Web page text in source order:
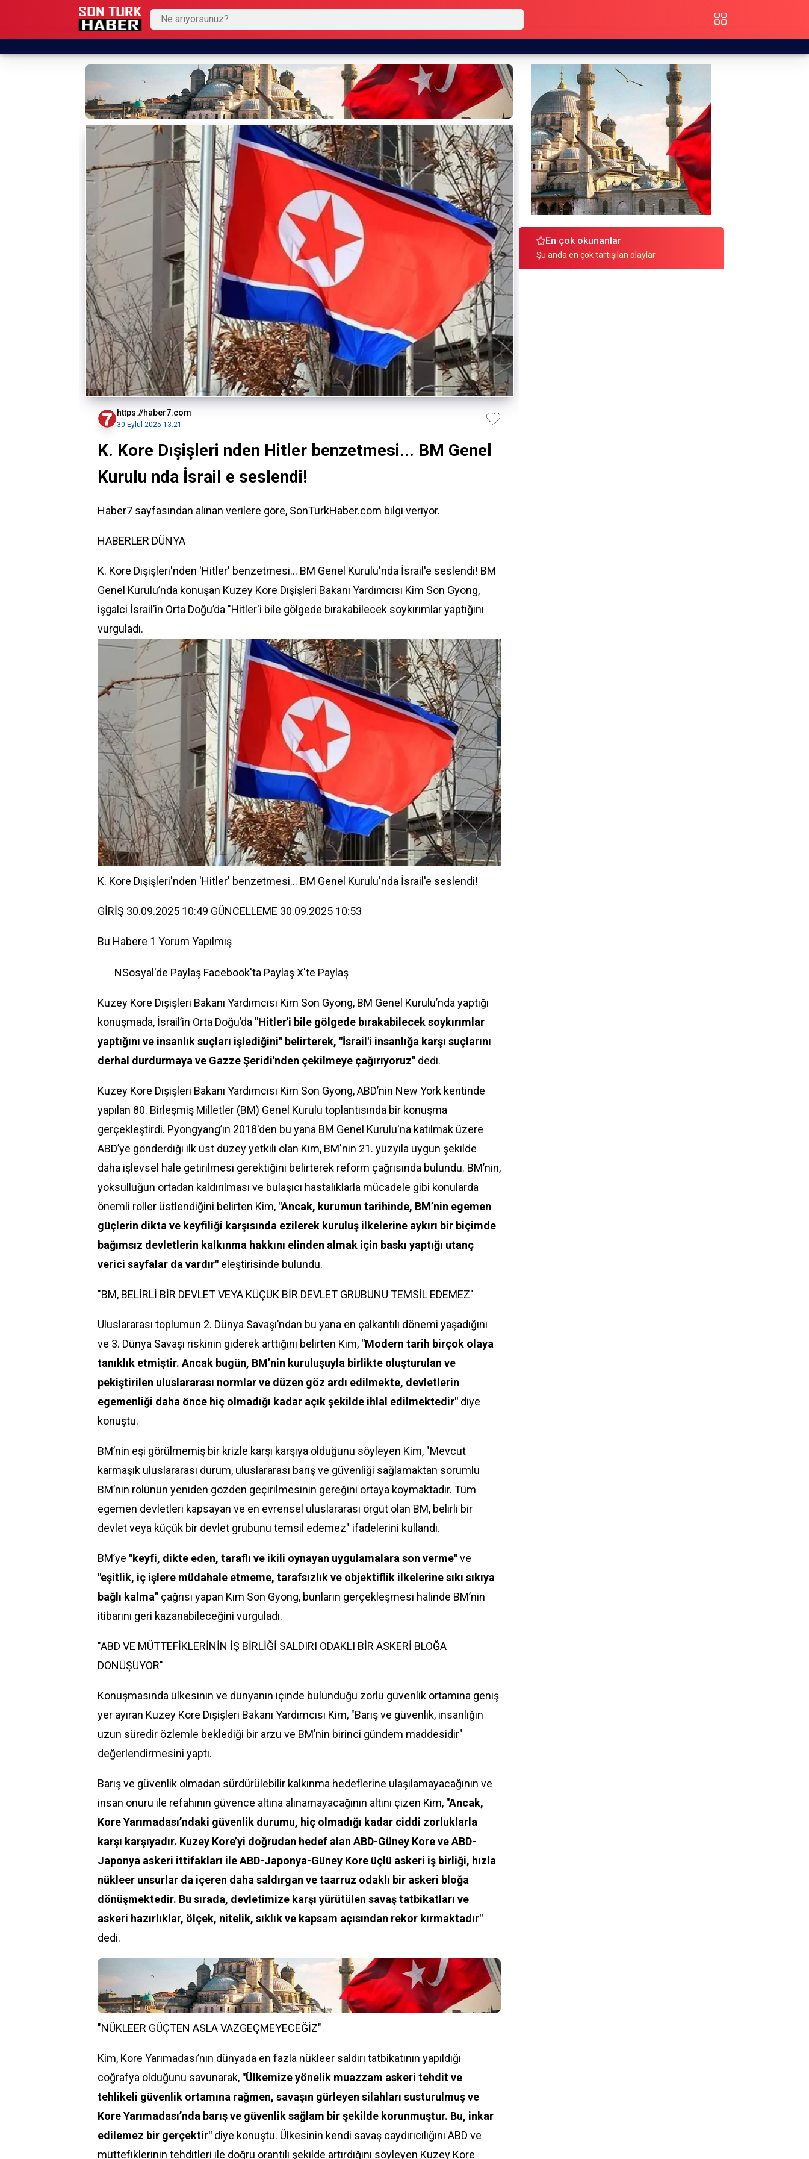
https://haber7.com
30 Eylül 2025 13:21
K. Kore Dışişleri nden Hitler benzetmesi... BM Genel
Kurulu nda İsrail e seslendi!
Haber7 sayfasından alınan verilere göre, SonTurkHaber.com bilgi veriyor.
HABERLER DÜNYA
K. Kore Dışişleri'nden 'Hitler' benzetmesi... BM Genel Kurulu'nda İsrail'e seslendi! BM
Genel Kurulu’nda konuşan Kuzey Kore Dışişleri Bakanı Yardımcısı Kim Son Gyong,
işgalci İsrail’in Orta Doğu’da "Hitler'i bile gölgede bırakabilecek soykırımlar yaptığını
vurguladı.
K. Kore Dışişleri'nden 'Hitler' benzetmesi... BM Genel Kurulu'nda İsrail'e seslendi!
GİRİŞ 30.09.2025 10:49 GÜNCELLEME 30.09.2025 10:53
Bu Habere 1 Yorum Yapılmış
NSosyal'de Paylaş Facebook'ta PaylaşX'te Paylaş
Kuzey Kore Dışişleri Bakanı Yardımcısı Kim Son Gyong, BM Genel Kurulu’nda yaptığı
konuşmada, İsrail’in Orta Doğu’da "Hitler'i bile gölgede bırakabilecek soykırımlar
yaptığını ve insanlık suçları işlediğini" belirterek, "İsrail'i insanlığa karşı suçlarını
derhal durdurmaya ve Gazze Şeridi'nden çekilmeye çağırıyoruz" dedi.
Kuzey Kore Dışişleri Bakanı Yardımcısı Kim Son Gyong, ABD’nin New York kentinde
yapılan 80. Birleşmiş Milletler (BM) Genel Kurulu toplantısında bir konuşma
gerçekleştirdi. Pyongyang’ın 2018'den bu yana BM Genel Kurulu'na katılmak üzere
ABD’ye gönderdiği ilk üst düzey yetkili olan Kim, BM'nin 21. yüzyıla uygun şekilde
daha işlevsel hale getirilmesi gerektiğini belirterek reform çağrısında bulundu. BM’nin,
yoksulluğun ortadan kaldırılması ve bulaşıcı hastalıklarla mücadele gibi konularda
önemli roller üstlendiğini belirten Kim, "Ancak, kurumun tarihinde, BM’nin egemen
güçlerin dikta ve keyfiliği karşısında ezilerek kuruluş ilkelerine aykırı bir biçimde
bağımsız devletlerin kalkınma hakkını elinden almak için baskı yaptığı utanç
verici sayfalar da vardır" eleştirisinde bulundu.
"BM, BELİRLİ BİR DEVLET VEYA KÜÇÜK BİR DEVLET GRUBUNU TEMSİL EDEMEZ"
Uluslararası toplumun 2. Dünya Savaşı’ndan bu yana en çalkantılı dönemi yaşadığını
ve 3. Dünya Savaşı riskinin giderek arttığını belirten Kim, "Modern tarih birçok olaya
tanıklık etmiştir. Ancak bugün, BM’nin kuruluşuyla birlikte oluşturulan ve
pekiştirilen uluslararası normlar ve düzen göz ardı edilmekte, devletlerin
egemenliği daha önce hiç olmadığı kadar açık şekilde ihlal edilmektedir" diye
konuştu.
BM’nin eşi görülmemiş bir krizle karşı karşıya olduğunu söyleyen Kim, "Mevcut
karmaşık uluslararası durum, uluslararası barış ve güvenliği sağlamaktan sorumlu
BM’nin rolünün yeniden gözden geçirilmesinin gereğini ortaya koymaktadır. Tüm
egemen devletleri kapsayan ve en evrensel uluslararası örgüt olan BM, belirli bir
devlet veya küçük bir devlet grubunu temsil edemez" ifadelerini kullandı.
BM’ye "keyfi, dikte eden, taraflı ve ikili oynayan uygulamalara son verme"ve
"eşitlik, iç işlere müdahale etmeme, tarafsızlık ve objektiflik ilkelerine sıkı sıkıya
bağlı kalma" çağrısı yapan Kim Son Gyong, bunların gerçekleşmesi halinde BM’nin
itibarını geri kazanabileceğini vurguladı.
"ABD VE MÜTTEFİKLERİNİN İŞ BİRLİĞİ SALDIRI ODAKLI BİR ASKERİ BLOĞA
DÖNÜŞÜYOR"
Konuşmasında ülkesinin ve dünyanın içinde bulunduğu zorlu güvenlik ortamına geniş
yer ayıran Kuzey Kore Dışişleri Bakanı Yardımcısı Kim, "Barış ve güvenlik, insanlığın
uzun süredir özlemle beklediği bir arzu ve BM’nin birinci gündem maddesidir"
değerlendirmesini yaptı.
Barış ve güvenlik olmadan sürdürülebilir kalkınma hedeflerine ulaşılamayacağının ve
insan onuru ile refahının güvence altına alınamayacağının altını çizen Kim, "Ancak,
Kore Yarımadası’ndaki güvenlik durumu, hiç olmadığı kadar ciddi zorluklarla
karşı karşıyadır. Kuzey Kore’yi doğrudan hedef alan ABD-Güney Kore ve ABD-
Japonya askeri ittifakları ile ABD-Japonya-Güney Kore üçlü askeri iş birliği, hızla
nükleer unsurlar da içeren daha saldırgan ve taarruz odaklı bir askeri bloğa
dönüşmektedir. Bu sırada, devletimize karşı yürütülen savaş tatbikatları ve
askeri hazırlıklar, ölçek, nitelik, sıklık ve kapsam açısından rekor kırmaktadır"
dedi.
"NÜKLEER GÜÇTEN ASLA VAZGEÇMEYECEĞİZ"
Kim, Kore Yarımadası’nın dünyada en fazla nükleer saldırı tatbikatının yapıldığı
coğrafya olduğunu savunarak, "Ülkemize yönelik muazzam askeri tehdit ve
tehlikeli güvenlik ortamına rağmen, savaşın gürleyen silahları susturulmuş ve
Kore Yarımadası’nda barış ve güvenlik sağlam bir şekilde korunmuştur. Bu, inkar
edilemez bir gerçektir" diye konuştu. Ülkesinin kendi savaş caydırıcılığını ABD ve
müttefiklerinin tehditleri ile doğru orantılı şekilde artırdığını söyleyen Kuzey Kore
En çok okunanlar
Şu anda en çok tartışılan olaylar